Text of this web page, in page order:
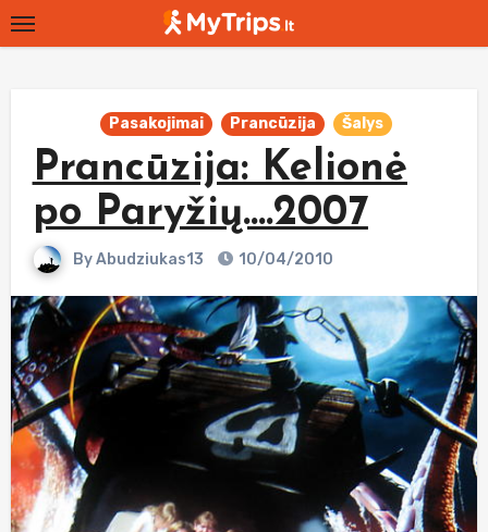
Skip
to
Pasakojimai Prancūzija Šalys
Prancūzija: Kelionė
po Paryžių….2007
ByAbudziukas13 10/04/2010